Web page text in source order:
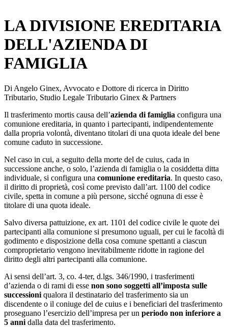
LA DIVISIONE EREDITARIA
DELL'AZIENDA DI
FAMIGLIA
Di Angelo Ginex, Avvocato e Dottore di ricerca in Diritto
Tributario, Studio Legale Tributario Ginex & Partners
Il trasferimento mortis causa dell’azienda di famiglia configura una
comunione ereditaria, in quanto i partecipanti, indipendentemente
dalla propria volontà, diventano titolari di una quota ideale del bene
comune caduto in successione.
Nel caso in cui, a seguito della morte del de cuius, cada in
successione anche, o solo, l’azienda di famiglia o la cosiddetta ditta
individuale, si configura una comunione ereditaria. In questo caso,
il diritto di proprietà, così come previsto dall’art. 1100 del codice
civile, spetta in comune a più persone, sicché ognuna di esse è
titolare di una quota ideale.
Salvo diversa pattuizione, ex art. 1101 del codice civile le quote dei
partecipanti alla comunione si presumono uguali, per cui le facoltà di
godimento e disposizione della cosa comune spettanti a ciascun
comproprietario vengono inevitabilmente ridotte in ragione del
diritto degli altri partecipanti alla comunione.
Ai sensi dell’art. 3, co. 4-ter, d.lgs. 346/1990, i trasferimenti
d’azienda o di rami di esse non sono soggetti all’imposta sulle
successioni qualora il destinatario del trasferimento sia un
discendente o il coniuge del de cuius e i beneficiari del trasferimento
proseguano l’esercizio dell’impresa per un periodo non inferiore a
5 anni dalla data del trasferimento.